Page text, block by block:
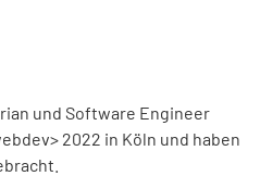
und Software Engineer
2022 in Köln und haben